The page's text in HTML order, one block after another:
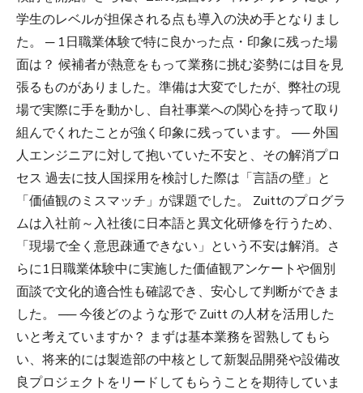
学生のレベルが担保される点も導入の決め手となりまし
た。 ─ 1日職業体験で特に良かった点・印象に残った場
面は？ 候補者が熱意をもって業務に挑む姿勢には目を見
張るものがありました。準備は大変でしたが、弊社の現
場で実際に手を動かし、自社事業への関心を持って取り
組んでくれたことが強く印象に残っています。 ── 外国
人エンジニアに対して抱いていた不安と、その解消プロ
セス 過去に技人国採用を検討した際は「言語の壁」と
「価値観のミスマッチ」が課題でした。 Zuittのプログラ
ムは入社前～入社後に日本語と異文化研修を行うため、
「現場で全く意思疎通できない」という不安は解消。さ
らに1日職業体験中に実施した価値観アンケートや個別
面談で文化的適合性も確認でき、安心して判断ができま
した。 ── 今後どのような形で Zuitt の人材を活用した
いと考えていますか？ まずは基本業務を習熟してもら
い、将来的には製造部の中核として新製品開発や設備改
良プロジェクトをリードしてもらうことを期待していま